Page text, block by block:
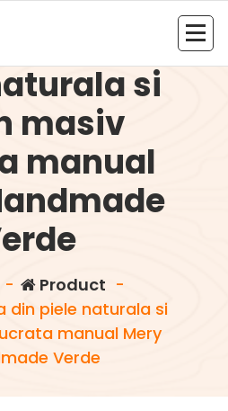
din
si
masiv
manual
Product -
din piele naturala si
manual Mery
Verde